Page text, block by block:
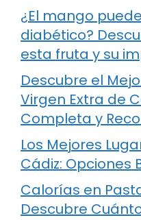
¿El mango
diabético?
esta fruta y su
Descubre el
Virgen Extra de
Completa y
Los Mejores
Cádiz: Opciones
Calorías en
Descubre